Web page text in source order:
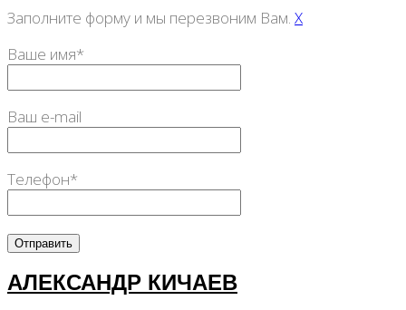
Заполните форму и мы перезвоним Вам. X
Ваше имя*
Ваш e-mail
Телефон*
АЛЕКСАНДР КИЧАЕВ